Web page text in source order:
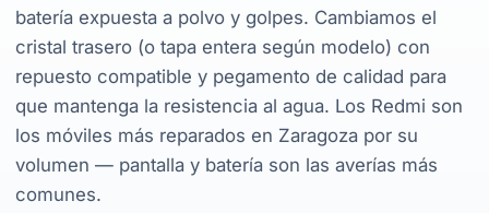
batería expuesta a polvo y golpes. Cambiamos el
cristal trasero (o tapa entera según modelo) con
repuesto compatible y pegamento de calidad para
que mantenga la resistencia al agua. Los Redmi son
los móviles más reparados en Zaragoza por su
volumen — pantalla y batería son las averías más
comunes.